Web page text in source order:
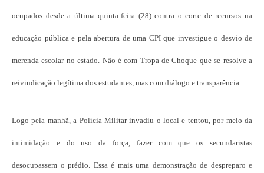
ocupados desde a última quinta-feira (28) contra o corte de recursos na
educação pública e pela abertura de uma CPI que investigue o desvio de
merenda escolar no estado. Não é com Tropa de Choque que se resolve a
reivindicação legítima dos estudantes, mas com diálogo e transparência.
Logo pela manhã, a Polícia Militar invadiu o local e tentou, por meio da
intimidação e do uso da força, fazer com que os secundaristas
desocupassem o prédio. Essa é mais uma demonstração de despreparo e